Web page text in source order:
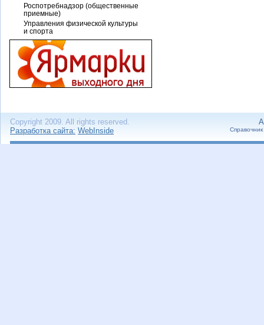
Роспотребнадзор (общественные
приемные)
Управления физической культуры
и спорта
Copyright 2009. All rights reserved.
Разработка сайта: WebInside